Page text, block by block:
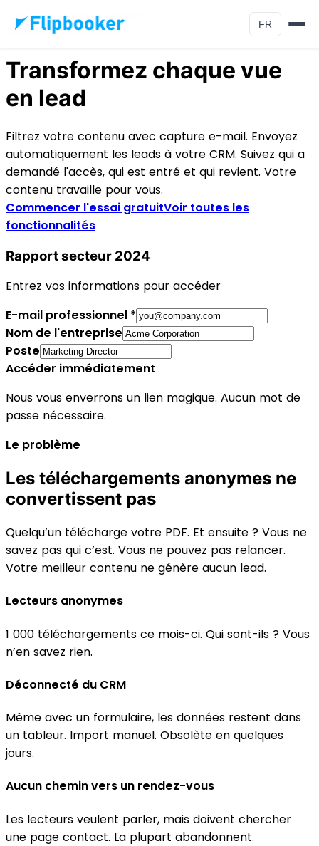
Aller au contenu principal
FR
Génération de leads
Transformez chaque vue
en lead
Filtrez votre contenu avec capture e-mail. Envoyez
automatiquement les leads à votre CRM. Suivez qui a
demandé l'accès, qui est entré et qui revient. Votre
contenu travaille pour vous.
Commencer l'essai gratuitVoir toutes les
fonctionnalités
Rapport secteur 2024
Entrez vos informations pour accéder
E-mail professionnel *
Nom de l'entreprise
Poste
Accéder immédiatement
Nous vous enverrons un lien magique. Aucun mot de
passe nécessaire.
Le problème
Les téléchargements anonymes ne
convertissent pas
Quelqu’un télécharge votre PDF. Et ensuite ? Vous ne
savez pas qui c’est. Vous ne pouvez pas relancer.
Votre meilleur contenu ne génère aucun lead.
Lecteurs anonymes
1 000 téléchargements ce mois-ci. Qui sont-ils ? Vous
n’en savez rien.
Déconnecté du CRM
Même avec un formulaire, les données restent dans
un tableur. Import manuel. Obsolète en quelques
jours.
Aucun chemin vers un rendez-vous
Les lecteurs veulent parler, mais doivent chercher
une page contact. La plupart abandonnent.